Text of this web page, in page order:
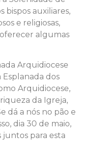
bispos auxiliares,
e religiosas,
oferecer algumas
Arquidiocese
dos
Arquidiocese,
da Igreja,
dá a nós no pão e
dia 30 de maio,
juntos para esta